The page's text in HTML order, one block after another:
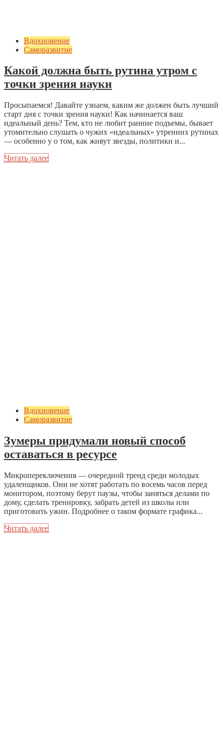
Вдохновение
Саморазвитие
Какой должна быть рутина утром с
точки зрения науки
Просыпаемся! Давайте узнаем, каким же должен быть лучший
старт дня с точки зрения науки! Как начинается ваш
идеальный день? Тем, кто не любит ранние подъемы, бывает
утомительно слушать о чужих «идеальных» утренних рутинах
— особенно у о том, как живут звезды, политики и...
Читать далее
Вдохновение
Саморазвитие
Зумеры придумали новый способ
оставаться в ресурсе
Микропереключения — очередной тренд среди молодых
удаленщиков. Они не хотят работать по восемь часов перед
монитором, поэтому берут паузы, чтобы заняться делами по
дому, сделать тренировку, забрать детей из школы или
приготовить ужин. Подробнее о таком формате графика...
Читать далее